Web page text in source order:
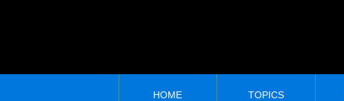
HOME TOPICS